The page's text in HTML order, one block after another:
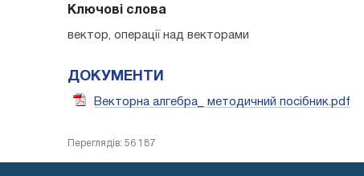
Ключові слова
вектор, операції над векторами
ДОКУМЕНТИ
Векторна алгебра_ методичний посібник.pdf
Переглядів: 56 187